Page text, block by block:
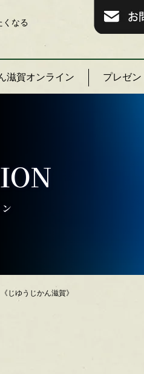
くなる
滋賀オンライン プレゼン
じゆうじかん滋賀》